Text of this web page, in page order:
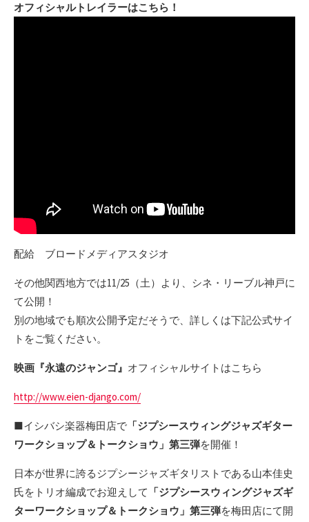
オフィシャルトレイラーはこちら！
配給 ブロードメディアスタジオ
その他関西地方では11/25（土）より、シネ・リーブル神戸に
て公開！
別の地域でも順次公開予定だそうで、詳しくは下記公式サイ
トをご覧ください。
映画『永遠のジャンゴ』 オフィシャルサイトはこちら
http://www.eien-django.com/
■イシバシ楽器梅田店で 「ジプシースウィングジャズギター
ワークショップ＆トークショウ」第三弾を開催！
日本が世界に誇るジプシージャズギタリストである山本佳史
氏をトリオ編成でお迎えして 「ジプシースウィングジャズギ
ターワークショップ＆トークショウ」第三弾を梅田店にて開